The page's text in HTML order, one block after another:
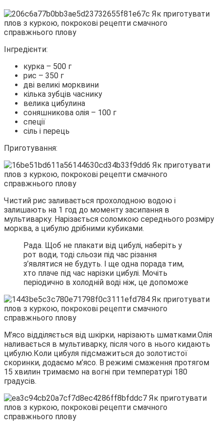
Інгредієнти:
курка – 500 г
рис – 350 г
дві великі морквини
кілька зубців часнику
велика цибулина
соняшникова олія – 100 г
спеції
сіль і перець
Приготування:
Чистий рис заливається прохолодною водою і
залишають на 1 год до моменту засипання в
мультиварку. Нарізається соломкою середнього розміру
морква, а цибулю дрібними кубиками.
Рада. Щоб не плакати від цибулі, наберіть у
рот води, тоді сльози під час різання
з’являтися не будуть. І ще одна порада тим,
хто плаче під час нарізки цибулі. Мочіть
періодично в холодній воді ніж, це допоможе
М’ясо відділяється від шкірки, нарізають шматками.Олія
наливається в мультиварку, після чого в нього кидають
цибулю.Коли цибуля підсмажиться до золотистої
скоринки, додаємо м’ясо. В режимі смаження протягом
15 хвилин тримаємо на вогні при температурі 180
градусів.